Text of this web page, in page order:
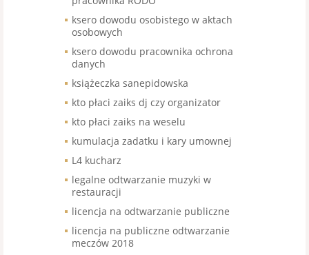
ksero dowodu osobistego w aktach
osobowych
ksero dowodu pracownika ochrona
danych
książeczka sanepidowska
kto płaci zaiks dj czy organizator
kto płaci zaiks na weselu
kumulacja zadatku i kary umownej
L4 kucharz
legalne odtwarzanie muzyki w
restauracji
licencja na odtwarzanie publiczne
licencja na publiczne odtwarzanie
meczów 2018